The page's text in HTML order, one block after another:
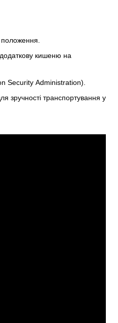
кишеню на
Security Administration).
зручності транспортування у